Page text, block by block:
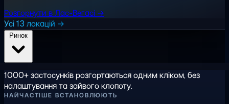
Розгорнути в Лас-Вегасі →
Усі 13 локацій →
1000+ застосунків розгортаються одним кліком, без
налаштування та зайвого клопоту.
НАЙЧАСТІШЕ ВСТАНОВЛЮЮТЬ